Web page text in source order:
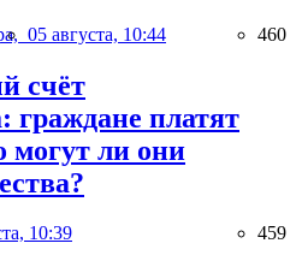
05 августа, 10:44 460
счёт
граждане платят
могут ли они
10:39 459